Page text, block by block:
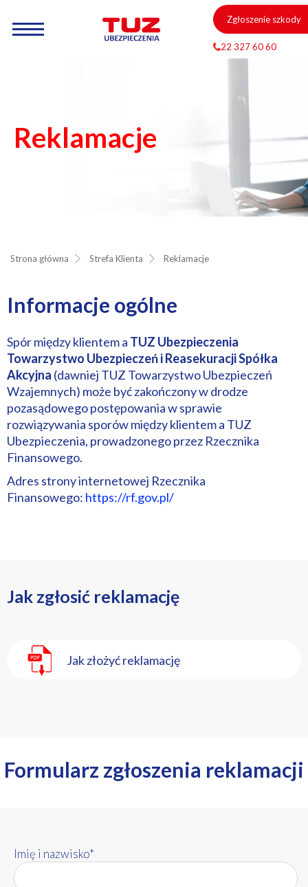
Zgłoszenie szkody
22 327 60 60
Reklamacje
Strona główna Strefa Klienta Reklamacje
Informacje ogólne
Spór między klientem a TUZ Ubezpieczenia
Towarzystwo Ubezpieczeń i Reasekuracji Spółka
Akcyjna (dawniej TUZ Towarzystwo Ubezpieczeń
Wzajemnych) może być zakończony w drodze
pozasądowego postępowania w sprawie
rozwiązywania sporów między klientem a TUZ
Ubezpieczenia, prowadzonego przez Rzecznika
Finansowego.
Adres strony internetowej Rzecznika
Finansowego: https://rf.gov.pl/
Jak zgłosić reklamację
Jak złożyć reklamację
Formularz zgłoszenia reklamacji
Imię i nazwisko*